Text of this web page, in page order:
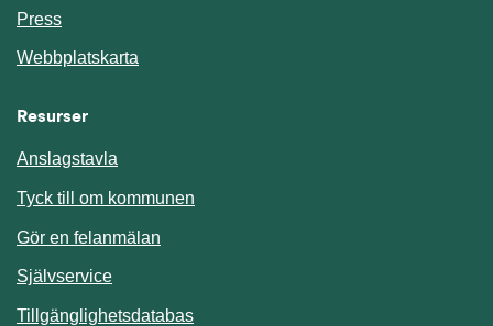
Press
Webbplatskarta
Resurser
Anslagstavla
Tyck till om kommunen
Gör en felanmälan
SjälvserviceLänk till annan webbplats.
TillgänglighetsdatabasLänk till annan webbplats.